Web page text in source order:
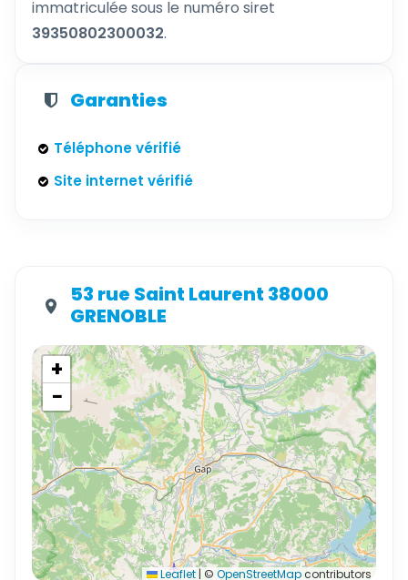
immatriculée sous le numéro siret
39350802300032.
Garanties
Téléphone vérifié
Site internet vérifié
53 rue Saint Laurent 38000
GRENOBLE
+
−
Leaflet | © OpenStreetMapcontributors